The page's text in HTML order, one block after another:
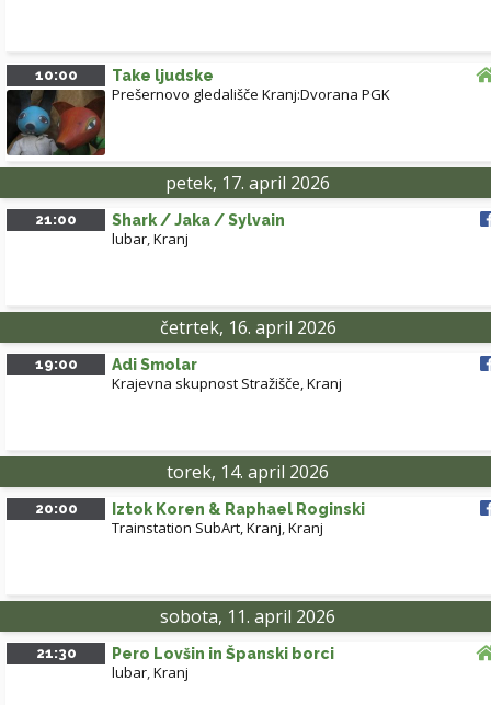
10:00 Take ljudske
Prešernovo gledališče Kranj:Dvorana PGK
petek, 17. april 2026
21:00 Shark / Jaka / Sylvain
lubar,Kranj
četrtek, 16. april 2026
19:00 Adi Smolar
Krajevna skupnost Stražišče, Kranj
torek, 14. april 2026
20:00 Iztok Koren & Raphael Roginski
Trainstation SubArt, Kranj,Kranj
sobota, 11. april 2026
21:30 Pero Lovšin in Španski borci
lubar,Kranj